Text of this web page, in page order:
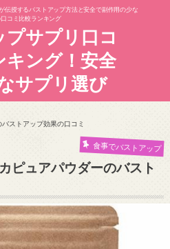
伝授するバストアップ方法と安全で副作用の少な
コミ比較ランキング
サプリ口コ
キング！安全
サプリ選び
ストアップ効果の口コミ
食事でバストアップ
ピュアパウダーのバスト